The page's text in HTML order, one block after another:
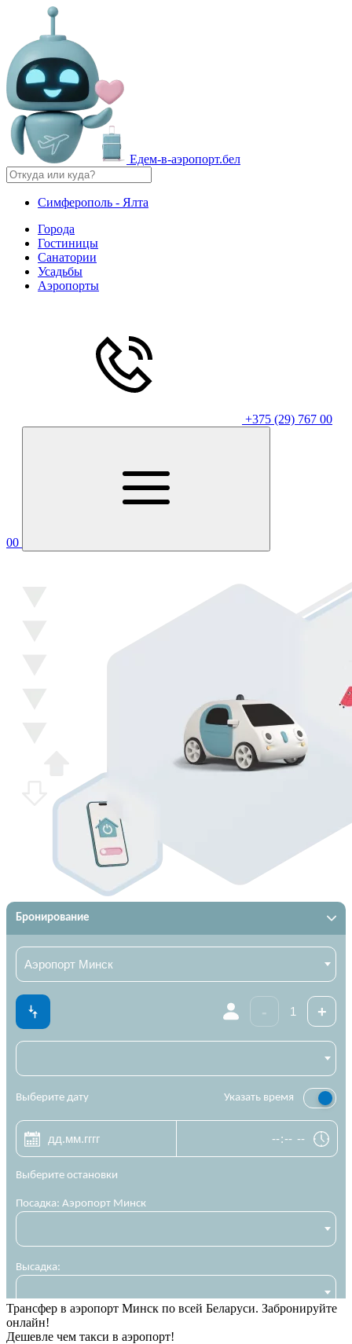
Едем-в-аэропорт.бел
Симферополь - Ялта
Города
Гостиницы
Санатории
Усадьбы
Аэропорты
+375 (29) 767 00
00
Трансфер в аэропорт Минск по всей Беларуси. Забронируйте
онлайн!
Дешевле чем такси в аэропорт!